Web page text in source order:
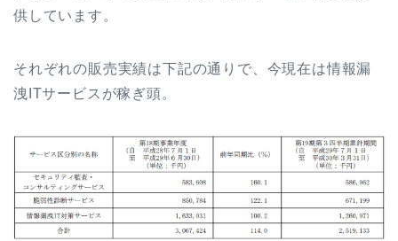
供しています。
それぞれの販売実績は下記の通りで、今現在は情報漏
洩ITサービスが稼ぎ頭。